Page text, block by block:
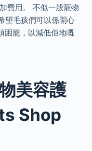
費用。 不似一般寵物
望毛孩們可以係開心
困籠，以減低佢地嘅
美容護
Shop